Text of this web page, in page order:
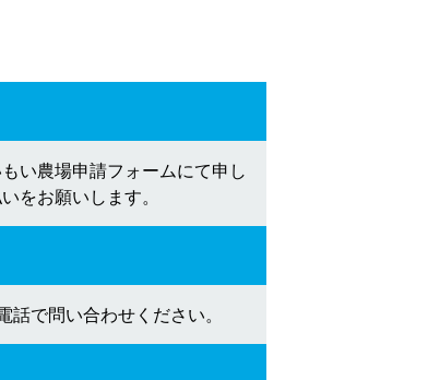
い農場申請フォームにて申し
をお願いします。
で問い合わせください。